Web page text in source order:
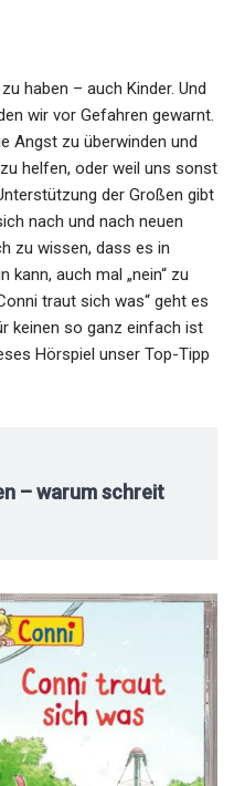
haben – auch Kinder. Und
wir vor Gefahren gewarnt.
Angst zu überwinden und
helfen, oder weil uns sonst
der Großen gibt
nach und nach neuen
zu wissen, dass es in
auch mal „nein“ zu
traut sich was“ geht es
keinen so ganz einfach ist
Hörspiel unser Top-Tipp
– warum schreit